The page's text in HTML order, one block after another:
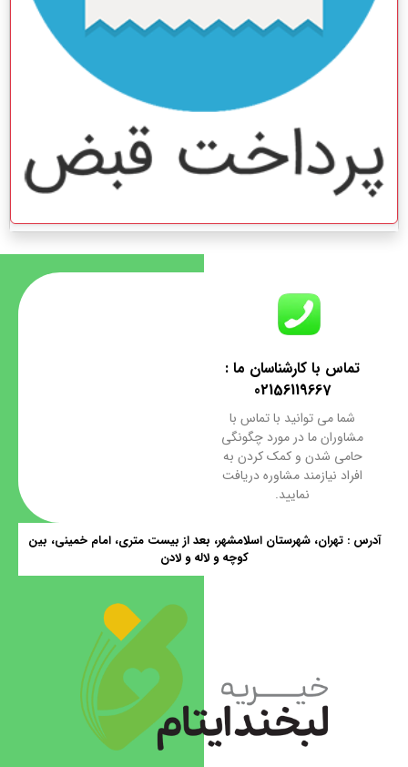
تماس با کارشناسان ما :
02156119667
شما می توانید با تماس با
مشاوران ما در مورد چگونگی
حامی شدن و کمک کردن به
افراد نیازمند مشاوره دریافت
نمایید.
آدرس : تهران، شهرستان اسلامشهر، بعد از بیست متری، امام خمینی، بین
کوچه و لاله و لادن